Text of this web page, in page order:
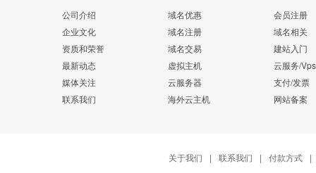
公司介绍
企业文化
资质和荣誉
最新动态
媒体关注
联系我们
域名优惠
域名注册
域名交易
虚拟主机
云服务器
海外云主机
会员注册
域名相关
建站入门
云服务/Vps
支付/发票
网站备案
关于我们 | 联系我们 | 付款方式
|